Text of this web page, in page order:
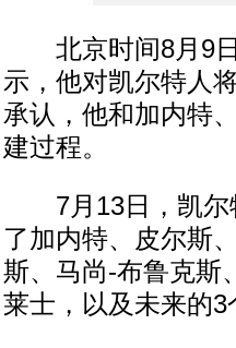
北京时间8月9日
示，他对凯尔特人
承认，他和加内特
建过程。
7月13日，凯尔
了加内特、皮尔斯
斯、马尚-布鲁克斯
莱士，以及未来的3